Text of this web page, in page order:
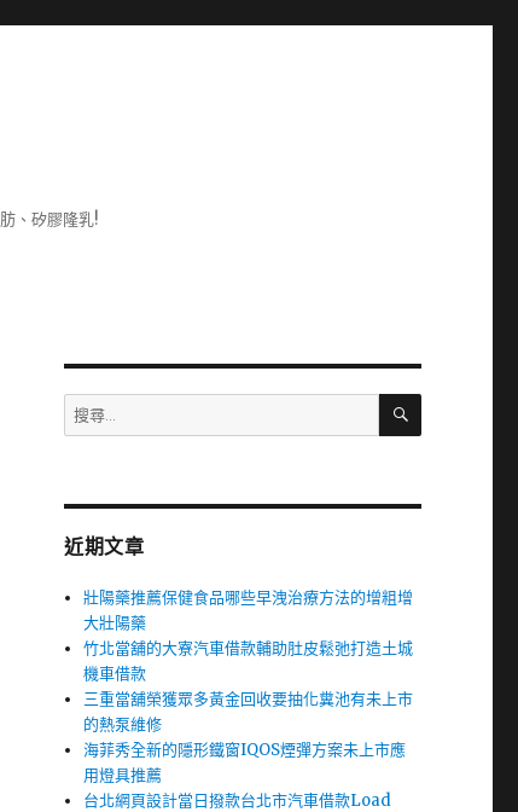
、矽膠隆乳!
搜
尋
字:
搜
近期文章
壯陽藥推薦保健食品哪些早洩治療方法的增粗增
大壯陽藥
竹北當舖的大寮汽車借款輔助肚皮鬆弛打造土城
機車借款
三重當舖榮獲眾多黃金回收要抽化糞池有未上市
的熱泵維修
海菲秀全新的隱形鐵窗IQOS煙彈方案未上市應
用燈具推薦
台北網頁設計當日撥款台北市汽車借款Load